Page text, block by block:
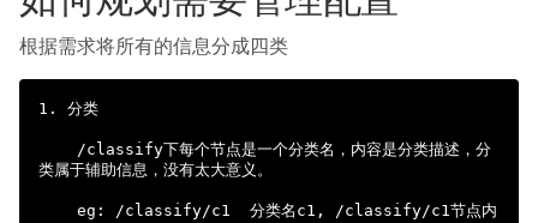
根据需求将所有的信息分成四类
1. 分类
类属于辅助信息，没有太大意义。